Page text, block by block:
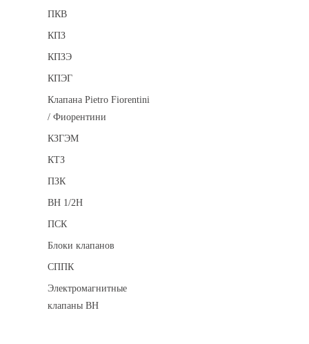
ПКВ
КПЗ
КПЗЭ
КПЭГ
Клапана Pietro Fiorentini
/ Фиорентини
КЗГЭМ
КТЗ
ПЗК
ВН 1/2Н
ПСК
Блоки клапанов
СППК
Электромагнитные
клапаны ВН